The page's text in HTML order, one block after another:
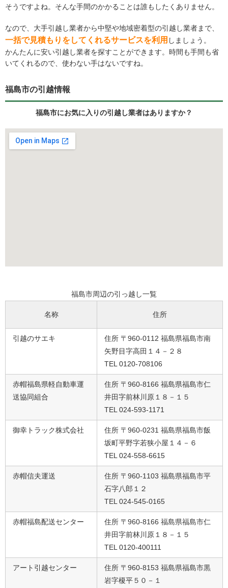
そうですよね。そんな手間のかかることは誰もしたくありません。
なので、大手引越し業者から中堅や地域密着型の引越し業者まで、
一括で見積もりをしてくれるサービスを利用 しましょう。
かんたんに安い引越し業者を探すことができます。時間も手間も省
いてくれるので、使わない手はないですね。
福島市の引越情報
福島市にお気に入りの引越し業者はありますか？
福島市周辺の引っ越し一覧
名称 住所
引越のサエキ
住所 〒960-0112 福島県福島市南
矢野目字高田１４－２８
TEL 0120-708106
赤帽福島県軽自動車運
送協同組合
住所 〒960-8166 福島県福島市仁
井田字前林川原１８－１５
TEL 024-593-1171
御幸トラック株式会社
住所 〒960-0231 福島県福島市飯
坂町平野字若狭小屋１４－６
TEL 024-558-6615
赤帽信夫運送
住所 〒960-1103 福島県福島市平
石字八郎１２
TEL 024-545-0165
赤帽福島配送センター
住所 〒960-8166 福島県福島市仁
井田字前林川原１８－１５
TEL 0120-400111
アート引越センター
住所 〒960-8153 福島県福島市黒
岩字榎平５０－１